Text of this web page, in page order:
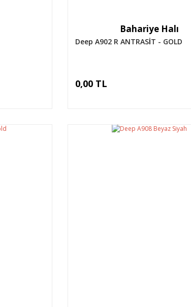
Bahariye Halı
Deep A902 R ANTRASİT - GOLD
0,00 TL